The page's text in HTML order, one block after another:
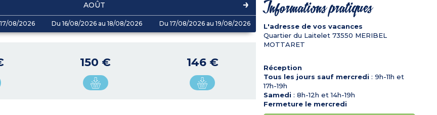
AOÛT
08/2026 Du 16/08/2026 au 18/08/2026 Du 17/08/2026 au 19/08/2026
150 € 146 €
Informations pratiques
L'adresse de vos vacances
Quartier du Laitelet 73550 MERIBEL
MOTTARET
Réception
Tous les jours sauf mercredi : 9h-11h et
17h-19h
Samedi : 8h-12h et 14h-19h
Fermeture le mercredi